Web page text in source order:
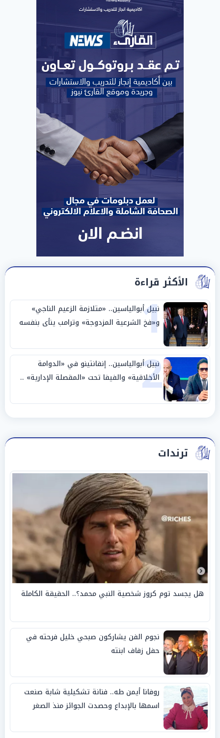
الأكثر قراءة
1
نبيل أبوالياسين.. «متلازمة الزعيم الناجي»
و«فخ الشرعية المزدوجة» وترامب ينأى بنفسه
وحليفه في «ميتم استراتيجي»
2
نبيل أبوالياسين.. إنفانتينو في «الدوامة
الأخلاقية» والفيفا تحت «المقصلة الإدارية» ..
«عبادة العرش وجنازة المصداقية»
ترندات
هل يجسد توم كروز شخصية النبي محمد؟.. الحقيقة الكاملة
نجوم الفن يشاركون صبحي خليل فرحته في
حفل زفاف ابنته
روفانا أيمن طه.. فنانة تشكيلية شابة صنعت
اسمها بالإبداع وحصدت الجوائز منذ الصغر